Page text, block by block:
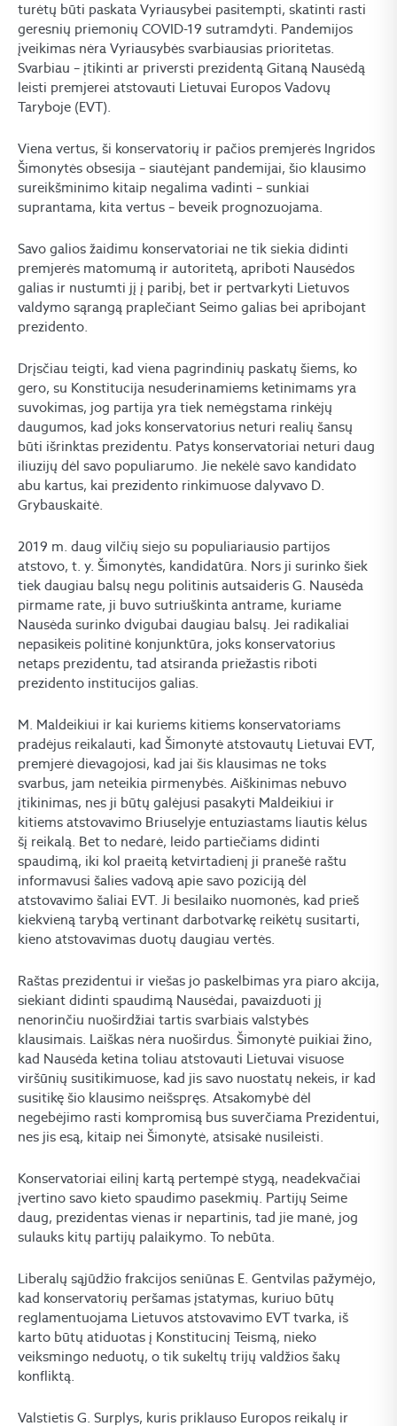
turėtų būti paskata Vyriausybei pasitempti, skatinti rasti
geresnių priemonių COVID-19 sutramdyti. Pandemijos
įveikimas nėra Vyriausybės svarbiausias prioritetas.
Svarbiau – įtikinti ar priversti prezidentą Gitaną Nausėdą
leisti premjerei atstovauti Lietuvai Europos Vadovų
Taryboje (EVT).
Viena vertus, ši konservatorių ir pačios premjerės Ingridos
Šimonytės obsesija – siautėjant pandemijai, šio klausimo
sureikšminimo kitaip negalima vadinti – sunkiai
suprantama, kita vertus – beveik prognozuojama.
Savo galios žaidimu konservatoriai ne tik siekia didinti
premjerės matomumą ir autoritetą, apriboti Nausėdos
galias ir nustumti jį į paribį, bet ir pertvarkyti Lietuvos
valdymo sąrangą praplečiant Seimo galias bei apribojant
prezidento.
Drįsčiau teigti, kad viena pagrindinių paskatų šiems, ko
gero, su Konstitucija nesuderinamiems ketinimams yra
suvokimas, jog partija yra tiek nemėgstama rinkėjų
daugumos, kad joks konservatorius neturi realių šansų
būti išrinktas prezidentu. Patys konservatoriai neturi daug
iliuzijų dėl savo populiarumo. Jie nekėlė savo kandidato
abu kartus, kai prezidento rinkimuose dalyvavo D.
Grybauskaitė.
2019 m. daug vilčių siejo su populiariausio partijos
atstovo, t. y. Šimonytės, kandidatūra. Nors ji surinko šiek
tiek daugiau balsų negu politinis autsaideris G. Nausėda
pirmame rate, ji buvo sutriuškinta antrame, kuriame
Nausėda surinko dvigubai daugiau balsų. Jei radikaliai
nepasikeis politinė konjunktūra, joks konservatorius
netaps prezidentu, tad atsiranda priežastis riboti
prezidento institucijos galias.
M. Maldeikiui ir kai kuriems kitiems konservatoriams
pradėjus reikalauti, kad Šimonytė atstovautų Lietuvai EVT,
premjerė dievagojosi, kad jai šis klausimas ne toks
svarbus, jam neteikia pirmenybės. Aiškinimas nebuvo
įtikinimas, nes ji būtų galėjusi pasakyti Maldeikiui ir
kitiems atstovavimo Briuselyje entuziastams liautis kėlus
šį reikalą. Bet to nedarė, leido partiečiams didinti
spaudimą, iki kol praeitą ketvirtadienį ji pranešė raštu
informavusi šalies vadovą apie savo poziciją dėl
atstovavimo šaliai EVT. Ji besilaiko nuomonės, kad prieš
kiekvieną tarybą vertinant darbotvarkę reikėtų susitarti,
kieno atstovavimas duotų daugiau vertės.
Raštas prezidentui ir viešas jo paskelbimas yra piaro akcija,
siekiant didinti spaudimą Nausėdai, pavaizduoti jį
nenorinčiu nuoširdžiai tartis svarbiais valstybės
klausimais. Laiškas nėra nuoširdus. Šimonytė puikiai žino,
kad Nausėda ketina toliau atstovauti Lietuvai visuose
viršūnių susitikimuose, kad jis savo nuostatų nekeis, ir kad
susitikę šio klausimo neišspręs. Atsakomybė dėl
negebėjimo rasti kompromisą bus suverčiama Prezidentui,
nes jis esą, kitaip nei Šimonytė, atsisakė nusileisti.
Konservatoriai eilinį kartą pertempė stygą, neadekvačiai
įvertino savo kieto spaudimo pasekmių. Partijų Seime
daug, prezidentas vienas ir nepartinis, tad jie manė, jog
sulauks kitų partijų palaikymo. To nebūta.
Liberalų sąjūdžio frakcijos seniūnas E. Gentvilas pažymėjo,
kad konservatorių peršamas įstatymas, kuriuo būtų
reglamentuojama Lietuvos atstovavimo EVT tvarka, iš
karto būtų atiduotas į Konstitucinį Teismą, nieko
veiksmingo neduotų, o tik sukeltų trijų valdžios šakų
konfliktą.
Valstietis G. Surplys, kuris priklauso Europos reikalų ir